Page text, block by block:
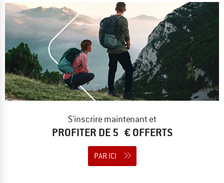
S'inscrire maintenant et
PROFITER DE 5 € OFFERTS
PAR ICI